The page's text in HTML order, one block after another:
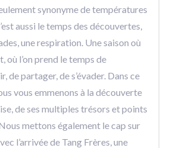
synonyme de températures
aussi le temps des découvertes,
une respiration. Une saison où
où l’on prend le temps de
de partager, de s’évader. Dans ce
vous emmenons à la découverte
de ses multiples trésors et points
mettons également le cap sur
l’arrivée de Tang Frères, une